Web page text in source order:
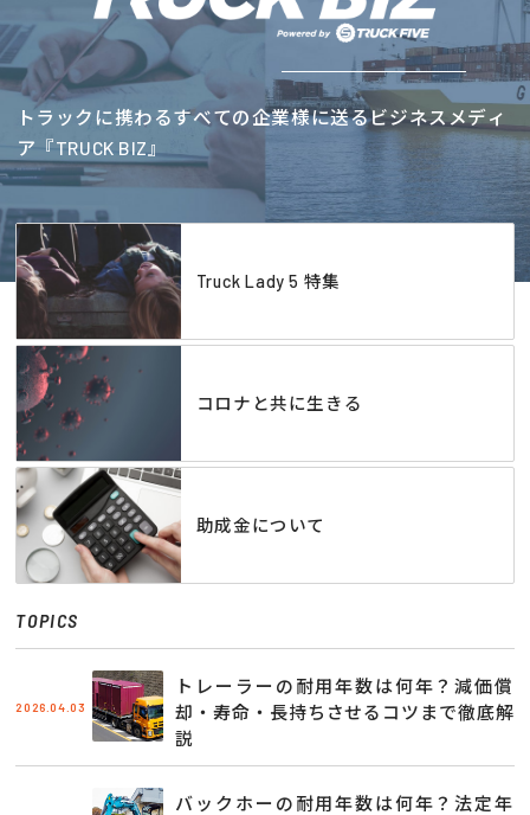
トラックに携わるすべての企業様に送るビジネスメディ
ア『TRUCK BIZ』
Truck Lady 5 特集
コロナと共に生きる
助成金について
TOPICS
2026.04.03
トレーラーの耐用年数は何年？減価償
却・寿命・長持ちさせるコツまで徹底解
説
バックホーの耐用年数は何年？法定年